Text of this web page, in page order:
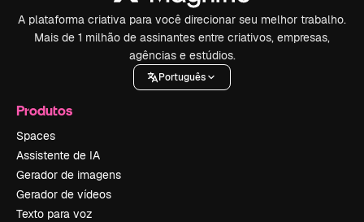
A plataforma criativa para você direcionar seu melhor trabalho.
Mais de 1 milhão de assinantes entre criativos, empresas,
agências e estúdios.
Português
Produtos
Spaces
Assistente de IA
Gerador de imagens
Gerador de vídeos
Texto para voz